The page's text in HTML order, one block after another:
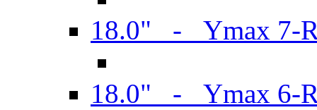
18.0" - Ymax 7-
18.0" - Ymax 6-